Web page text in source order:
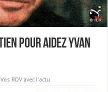
pour aidez Yvan
Vos RDV avec l'actu